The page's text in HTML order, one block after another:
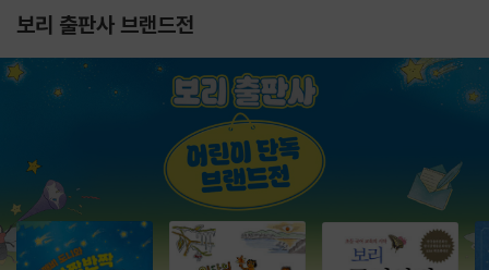
보리 출판사 브랜드전